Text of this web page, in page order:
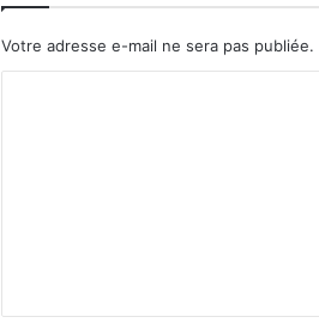
Votre adresse e-mail ne sera pas publiée.